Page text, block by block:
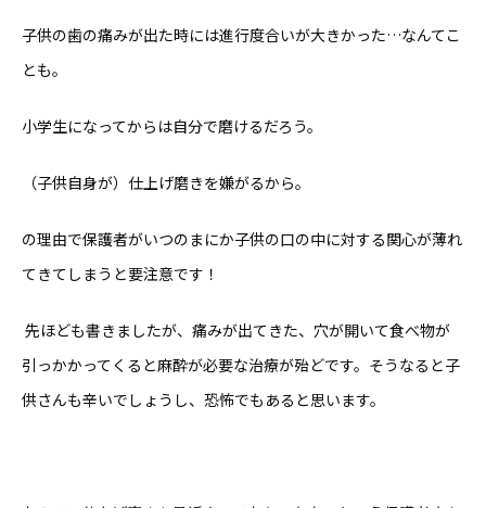
子供の歯の痛みが出た時には進行度合いが大きかった…なんてこ
とも。
小学生になってからは自分で磨けるだろう。
（子供自身が）仕上げ磨きを嫌がるから。
の理由で保護者がいつのまにか子供の口の中に対する関心が薄れ
てきてしまうと要注意です！
先ほども書きましたが、痛みが出てきた、穴が開いて食べ物が
引っかかってくると麻酔が必要な治療が殆どです。そうなると子
供さんも辛いでしょうし、恐怖でもあると思います。